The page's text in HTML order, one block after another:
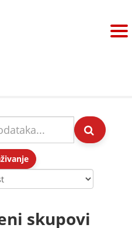
skupovi